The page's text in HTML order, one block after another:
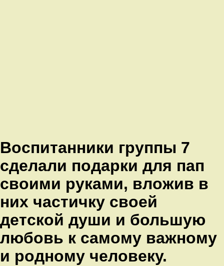
Воспитанники группы 7
сделали подарки для пап
своими руками, вложив в
них частичку своей
детской души и большую
любовь к самому важному
и родному человеку.